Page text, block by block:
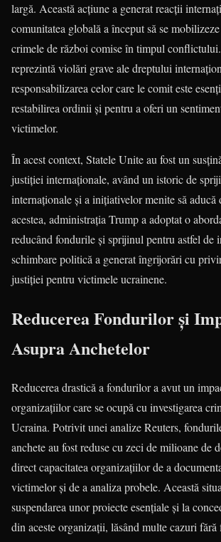
largă. Această acțiune a generat reacții
comunitatea globală a început să se
crimele de război comise în timpul
reprezintă violări grave ale dreptului
responsabilizarea celor care le comit este
restabilirea ordinii și pentru a oferi un
victimelor.
În acest context, Statele Unite au fost un
justiției internaționale, având un istoric de
internaționale și a inițiativelor menite să aducă
acestea, administrația Trump a adoptat o
reducând fondurile și sprijinul pentru astfel de
schimbare politică a generat îngrijorări cu
justiției pentru victimele ucrainene.
Reducerea Fondurilor și
Asupra Anchetelor
Reducerea drastică a fondurilor a avut un
organizațiilor care se ocupă cu investigarea
Ucraina. Potrivit unei analize Reuters,
anchete au fost reduse cu zeci de milioane de
direct capacitatea organizațiilor de a
victimelor și de a analiza probele. Această
suspendarea unor proiecte esențiale și la
din aceste organizații, lăsând multe cazuri fără